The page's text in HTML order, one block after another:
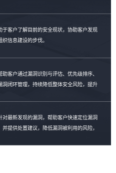
客户了解目前的安全现状，协助客户发现
信息建设的步伐。
客户通过漏洞识别与评估、优先级排序、
洞闭环管理，持续降低整体安全风险，提升
最新发现的漏洞，帮助客户快速定位漏洞
提供处置建议，降低漏洞被利用的风险，